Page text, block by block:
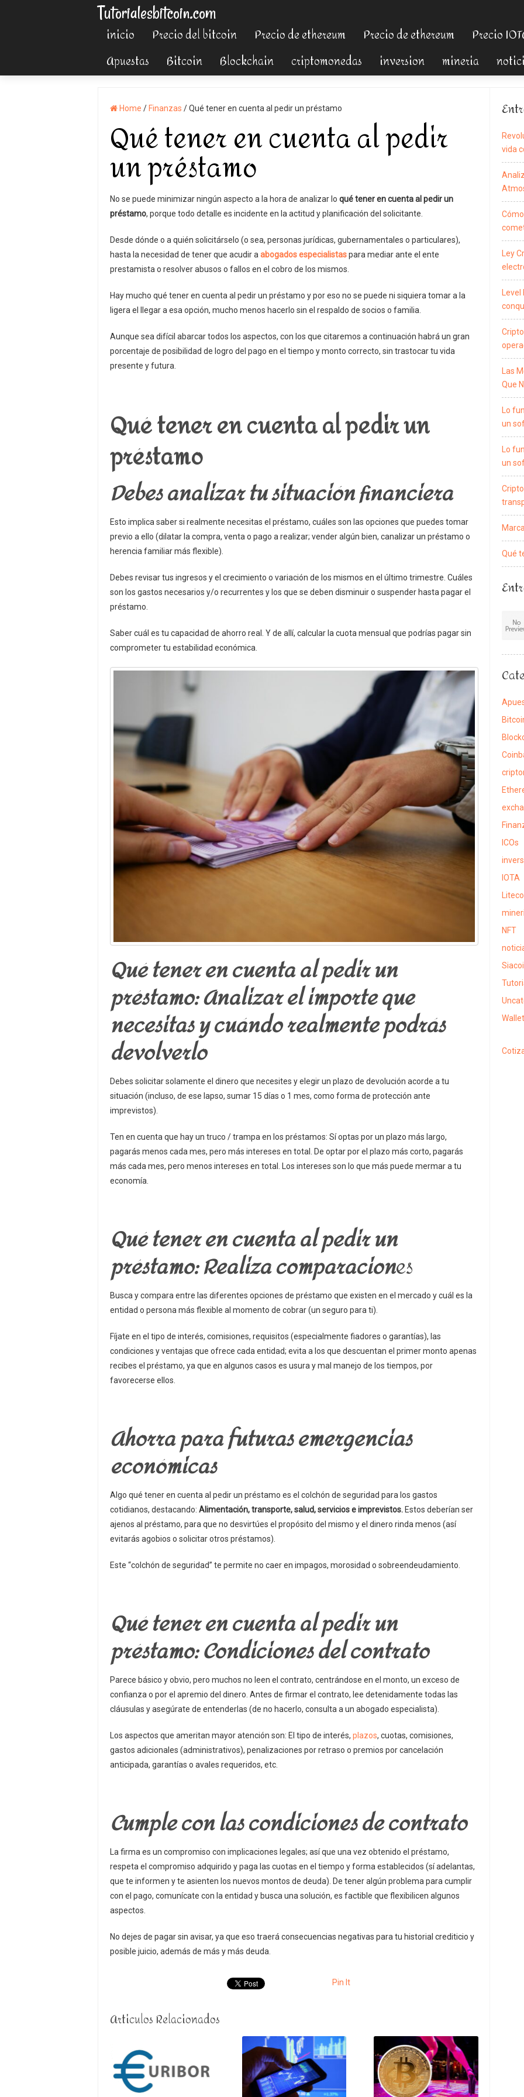
Tutorialesbitcoin.com
inicio Precio del bitcoin Precio de ethereum Precio de ethereum Precio
Apuestas
Bitcoin Blockchain criptomonedas inversion mineria
Home / Finanzas /Qué tener en cuenta al pedir un préstamo
Qué tener en cuenta al pedir
un préstamo
No se puede minimizar ningún aspecto a la hora de analizar lo qué tener en cuenta al pedir un
préstamo, porque todo detalle es incidente en la actitud y planificación del solicitante.
Desde dónde o a quién solicitárselo (o sea, personas jurídicas, gubernamentales o particulares),
hasta la necesidad de tener que acudir a abogados especialistaspara mediar ante el ente
prestamista o resolver abusos o fallos en el cobro de los mismos.
Hay mucho qué tener en cuenta al pedir un préstamo y por eso no se puede ni siquiera tomar a la
ligera el llegar a esa opción, mucho menos hacerlo sin el respaldo de socios o familia.
Aunque sea difícil abarcar todos los aspectos, con los que citaremos a continuación habrá un gran
porcentaje de posibilidad de logro del pago en el tiempo y monto correcto, sin trastocar tu vida
presente y futura.
Qué tener en cuenta al pedir un
préstamo
Debes analizar tu situación financiera
Esto implica saber si realmente necesitas el préstamo, cuáles son las opciones que puedes tomar
previo a ello (dilatar la compra, venta o pago a realizar; vender algún bien, canalizar un préstamo o
herencia familiar más flexible).
Debes revisar tus ingresos y el crecimiento o variación de los mismos en el último trimestre. Cuáles
son los gastos necesarios y/o recurrentes y los que se deben disminuir o suspender hasta pagar el
préstamo.
Saber cuál es tu capacidad de ahorro real. Y de allí, calcular la cuota mensual que podrías pagar sin
comprometer tu estabilidad económica.
Qué tener en cuenta al pedir un
préstamo: Analizar el importe que
necesitas y cuándo realmente podrás
devolverlo
Debes solicitar solamente el dinero que necesites y elegir un plazo de devolución acorde a tu
situación (incluso, de ese lapso, sumar 15 días o 1 mes, como forma de protección ante
imprevistos).
Ten en cuenta que hay un truco / trampa en los préstamos: Sí optas por un plazo más largo,
pagarás menos cada mes, pero más intereses en total. De optar por el plazo más corto, pagarás
más cada mes, pero menos intereses en total. Los intereses son lo que más puede mermar a tu
economía.
Qué tener en cuenta al pedir un
préstamo: Realiza comparaciones
Busca y compara entre las diferentes opciones de préstamo que existen en el mercado y cuál es la
entidad o persona más flexible al momento de cobrar (un seguro para ti).
Fíjate en el tipo de interés, comisiones, requisitos (especialmente fiadores o garantías), las
condiciones y ventajas que ofrece cada entidad; evita a los que descuentan el primer monto apenas
recibes el préstamo, ya que en algunos casos es usura y mal manejo de los tiempos, por
favorecerse ellos.
Ahorra para futuras emergencias
económicas
Algo qué tener en cuenta al pedir un préstamo es el colchón de seguridad para los gastos
cotidianos, destacando: Alimentación, transporte, salud, servicios e imprevistos. Estos deberían ser
ajenos al préstamo, para que no desvirtúes el propósito del mismo y el dinero rinda menos (así
evitarás agobios o solicitar otros préstamos).
Este “colchón de seguridad” te permite no caer en impagos, morosidad o sobreendeudamiento.
Qué tener en cuenta al pedir un
préstamo: Condiciones del contrato
Parece básico y obvio, pero muchos no leen el contrato, centrándose en el monto, un exceso de
confianza o por el apremio del dinero. Antes de firmar el contrato, lee detenidamente todas las
cláusulas y asegúrate de entenderlas (de no hacerlo, consulta a un abogado especialista).
Los aspectos que ameritan mayor atención son: El tipo de interés, plazos, cuotas, comisiones,
gastos adicionales (administrativos), penalizaciones por retraso o premios por cancelación
anticipada, garantías o avales requeridos, etc.
Cumple con las condiciones de contrato
La firma es un compromiso con implicaciones legales; así que una vez obtenido el préstamo,
respeta el compromiso adquirido y paga las cuotas en el tiempo y forma establecidos (sí adelantas,
que te informen y te asienten los nuevos montos de deuda). De tener algún problema para cumplir
con el pago, comunícate con la entidad y busca una solución, es factible que flexibilicen algunos
aspectos.
No dejes de pagar sin avisar, ya que eso traerá consecuencias negativas para tu historial crediticio y
posible juicio, además de más y más deuda.
Pin It
Articulos Relacionados
vida
Ley
Las
Que
Lo
un
Lo
un
Qué
ICOs
IOTA
NFT